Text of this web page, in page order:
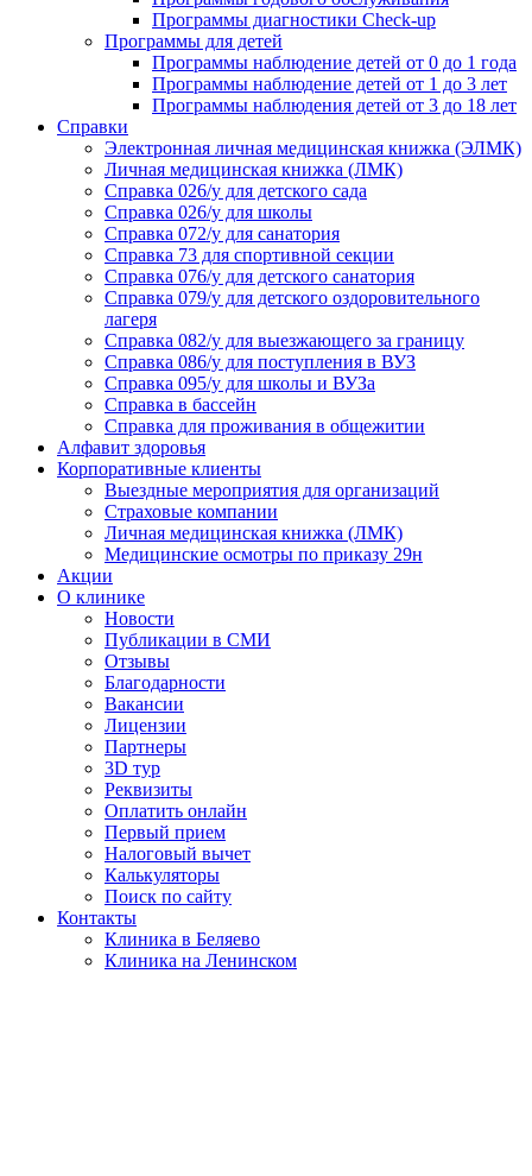
Программы диагностики Check-up
Программы для детей
Программы наблюдение детей от 0 до 1 года
Программы наблюдение детей от 1 до 3 лет
Программы наблюдения детей от 3 до 18 лет
Справки
Электронная личная медицинская книжка (ЭЛМК)
Личная медицинская книжка (ЛМК)
Справка 026/у для детского сада
Справка 026/у для школы
Справка 072/у для санатория
Справка 73 для спортивной секции
Справка 076/у для детского санатория
Справка 079/у для детского оздоровительного
лагеря
Справка 082/у для выезжающего за границу
Справка 086/у для поступления в ВУЗ
Справка 095/у для школы и ВУЗа
Справка в бассейн
Справка для проживания в общежитии
Алфавит здоровья
Корпоративные клиенты
Выездные мероприятия для организаций
Страховые компании
Личная медицинская книжка (ЛМК)
Медицинские осмотры по приказу 29н
Акции
О клинике
Новости
Публикации в СМИ
Отзывы
Благодарности
Вакансии
Лицензии
Партнеры
3D тур
Реквизиты
Оплатить онлайн
Первый прием
Налоговый вычет
Калькуляторы
Поиск по сайту
Контакты
Клиника в Беляево
Клиника на Ленинском